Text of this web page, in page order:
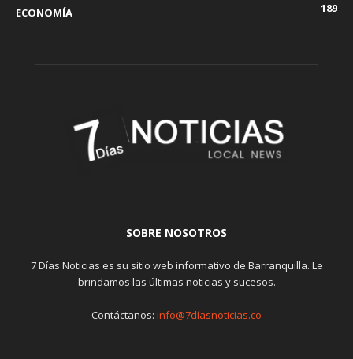
ECONOMÍA
189
SOBRE NOSOTROS
7 Días Noticias es su sitio web informativo de Barranquilla. Le
brindamos las últimas noticias y sucesos.
Contáctanos: info@7díasnoticias.co